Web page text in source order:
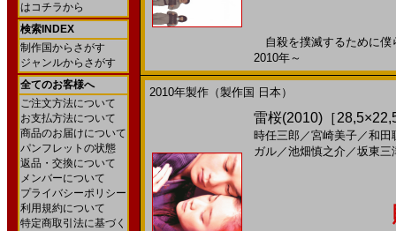
はコチラから
検索INDEX
制作国からさがす
ジャンルからさがす
全てのお客様へ
ご注文方法について
お支払方法について
商品のお届けについて
パンフレットの状態
返品・交換について
メンバーについて
プライバシーポリシー
利用規約について
特定商取引法に基づく
自殺を撲滅するために
2010年～
2010年製作（製作国 日本）
雷桜(2010)［
時任三郎 ／宮崎美子／和田
ガル／池畑慎之介 ／坂東三